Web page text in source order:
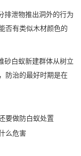
排泄物推出洞外的行为
否有类似木材颜色的
砂白蚁新建群体从树立
防治的最好时期是在
要做防白蚁处置
么危害